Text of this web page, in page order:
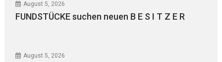
August 5, 2026
FUNDSTÜCKE suchen neuen B E S I T Z E R
August 5, 2026